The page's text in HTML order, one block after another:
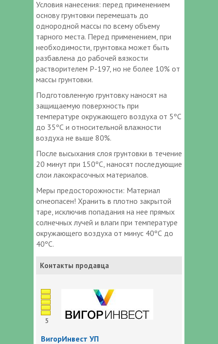
Условия нанесения: перед применением
основу грунтовки перемешать до
однородной массы по всему объему
тарного места. Перед применением, при
необходимости, грунтовка может быть
разбавлена до рабочей вязкости
растворителем Р-197, но не более 10% от
массы грунтовки.
Подготовленную грунтовку наносят на
защищаемую поверхность при
температуре окружающего воздуха от 5ºС
до 35ºС и относительной влажности
воздуха не выше 80%.
После высыхания слоя грунтовки в течение
20 минут при 150ºС, наносят последующие
слои лакокрасочных материалов.
Меры предосторожности: Материал
огнеопасен! Хранить в плотно закрытой
таре, исключив попадания на нее прямых
солнечных лучей и влаги при температуре
окружающего воздуха от минус 40ºС до
40ºС.
Контакты продавца
5
ВигорИнвест УП